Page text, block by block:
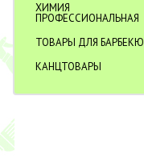
ХИМИЯ
ПРОФЕССИОНАЛЬНАЯ
ТОВАРЫ ДЛЯ БАРБЕКЮ
КАНЦТОВАРЫ